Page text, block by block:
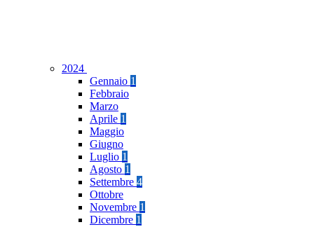
2024
Gennaio 1
Febbraio
Marzo
Aprile 1
Maggio
Giugno
Luglio 1
Agosto 1
Settembre 4
Ottobre
Novembre 1
Dicembre 1